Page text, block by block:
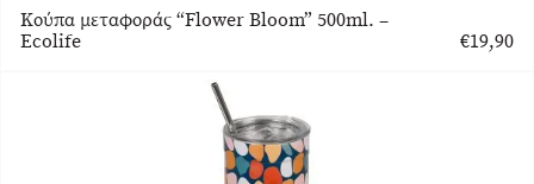
Κούπα μεταφοράς “Flower Bloom” 500ml. –
Ecolife
€19,90